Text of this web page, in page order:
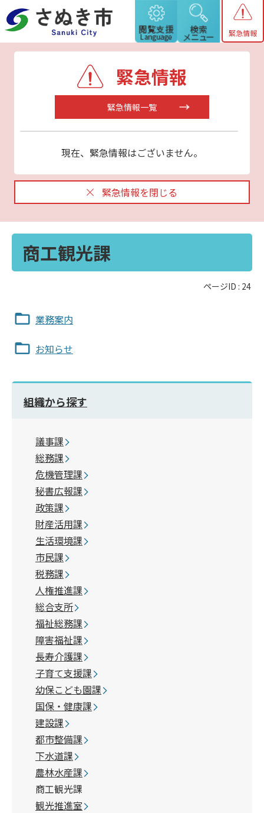
緊急情報
緊急情報
緊急情報一覧
現在、緊急情報はございません。
緊急情報を閉じる
商工観光課
ページID : 24
業務案内
お知らせ
組織から探す
議事課
総務課
危機管理課
秘書広報課
政策課
財産活用課
生活環境課
市民課
税務課
人権推進課
総合支所
福祉総務課
障害福祉課
長寿介護課
子育て支援課
幼保こども園課
国保・健康課
建設課
都市整備課
下水道課
農林水産課
商工観光課
観光推進室